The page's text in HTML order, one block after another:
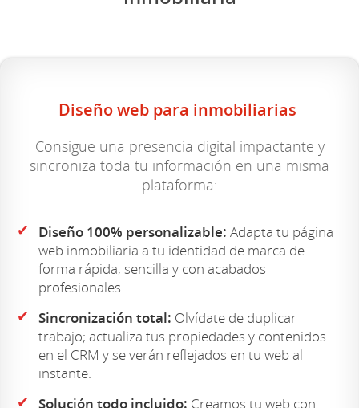
Diseño web para inmobiliarias
Consigue una presencia digital impactante y
sincroniza toda tu información en una misma
plataforma:
✔ Diseño 100% personalizable: Adapta tu página
web inmobiliaria a tu identidad de marca de
forma rápida, sencilla y con acabados
profesionales.
✔ Sincronización total: Olvídate de duplicar
trabajo; actualiza tus propiedades y contenidos
en el CRM y se verán reflejados en tu web al
instante.
✔ Solución todo incluido: Creamos tu web con